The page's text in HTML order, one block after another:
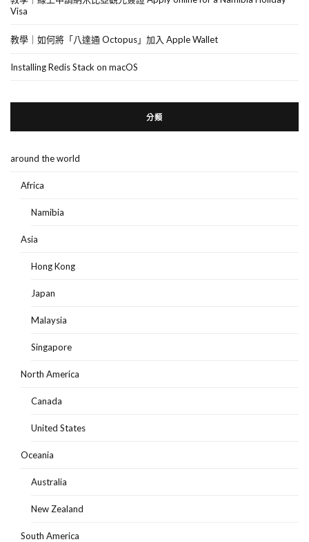
Visa
教學｜如何將「八達通 Octopus」加入 Apple Wallet
Installing Redis Stack on macOS
分類
around the world
Africa
Namibia
Asia
Hong Kong
Japan
Malaysia
Singapore
North America
Canada
United States
Oceania
Australia
New Zealand
South America